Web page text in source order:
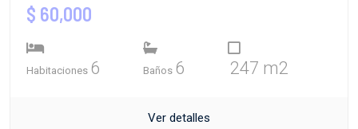
$ 60,000
Habitaciones 6 Baños 6 247 m2
Ver detalles